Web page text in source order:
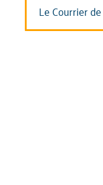
Le Courrier